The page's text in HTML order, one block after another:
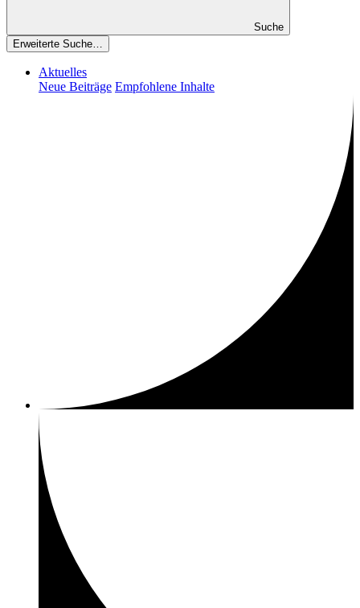
Suche
Erweiterte Suche…
Aktuelles
Neue Beiträge Empfohlene Inhalte